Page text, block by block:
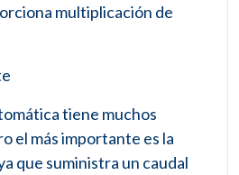
multiplicación de
tiene muchos
el más importante es la
que suministra un caudal